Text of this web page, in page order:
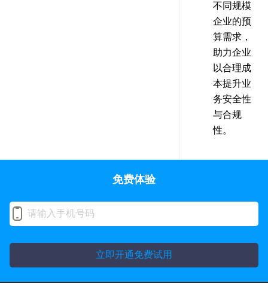
不同规模
企业的预
算需求，
助力企业
以合理成
本提升业
务安全性
与合规
性。
免费体验
立即开通免费试用